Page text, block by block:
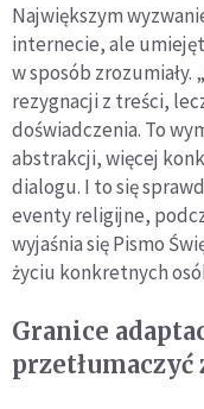
Największym
internecie, ale
w sposób
rezygnacji z treści,
doświadczenia. To
abstrakcji, więcej
dialogu. I to się
eventy religijne,
wyjaśnia się Pismo
życiu konkretnych
Granice
przetłumaczyć